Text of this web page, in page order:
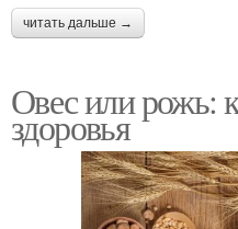
читать дальше →
Овес или рожь:
здоровья